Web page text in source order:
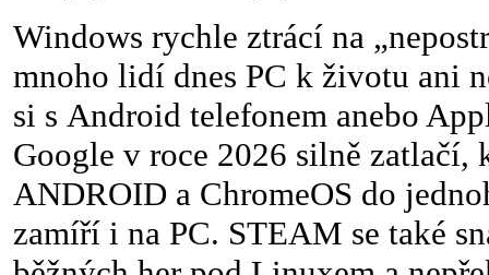
Windows rychle ztrácí na
mnoho lidí dnes PC k životu ani
si s Android telefonem anebo
Google v roce 2026 silně zatlačí,
ANDROID a ChromeOS do
zamíří i na PC. STEAM se také